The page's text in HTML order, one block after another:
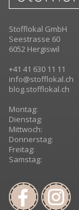
Stofflokal GmbH
Seestrasse 60
6052 Hergiswil
+41 41 630 11 11
info@stofflokal.ch
blog.stofflokal.ch
Montag:
Dienstag:
Mittwoch:
Donnerstag:
Freitag:
Samstag: